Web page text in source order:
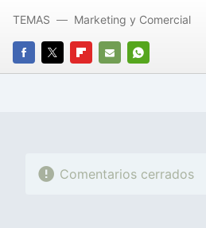
FACEBOOK
TWITTERFLIPBOARD
E-
WHATSAPP
TEMAS Marketing y Comercial
Comentarios cerrados